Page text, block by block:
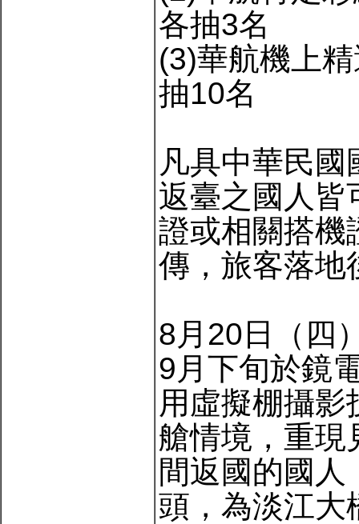
各抽3名
(3)華航機上
抽10名
凡具中華民
返臺之國人皆
證或相關搭機
傳，旅客落地
8月20日（四
9月下旬於鏡
用虛擬棚攝
艙情境，重現
間返國的國
頭，為淡江大